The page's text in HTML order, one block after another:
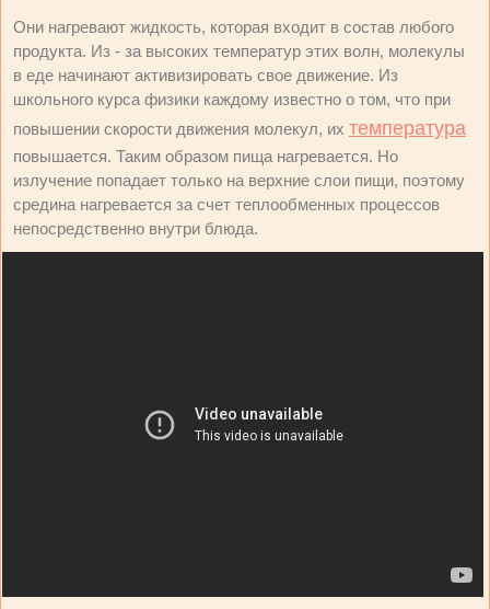
Они нагревают жидкость, которая входит в состав любого
продукта. Из - за высоких температур этих волн, молекулы
в еде начинают активизировать свое движение. Из
школьного курса физики каждому известно о том, что при
повышении скорости движения молекул, их температура
повышается. Таким образом пища нагревается. Но
излучение попадает только на верхние слои пищи, поэтому
средина нагревается за счет теплообменных процессов
непосредственно внутри блюда.